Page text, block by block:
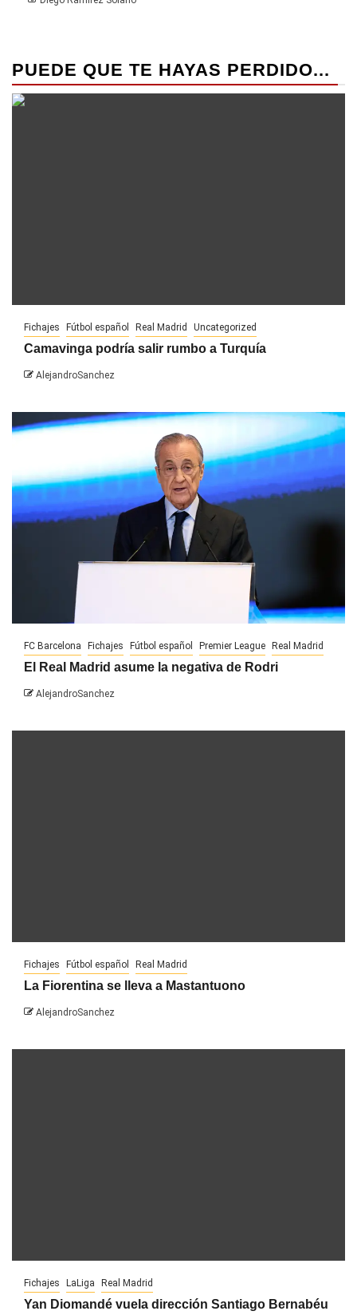
PUEDE QUE TE HAYAS PERDIDO...
Fichajes Fútbol español Real Madrid Uncategorized
Camavinga podría salir rumbo a Turquía
AlejandroSanchez
FC Barcelona Fichajes Fútbol español Premier League Real Madrid
El Real Madrid asume la negativa de Rodri
AlejandroSanchez
Fichajes Fútbol español Real Madrid
La Fiorentina se lleva a Mastantuono
AlejandroSanchez
Fichajes LaLiga Real Madrid
Yan Diomandé vuela dirección Santiago Bernabéu